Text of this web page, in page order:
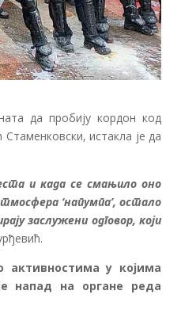
да пробију кордон код
истакла је да
и када се смањило оно
‘напумпа’, остало
заслужени одговор, који
активностима у којима
напад на органе реда